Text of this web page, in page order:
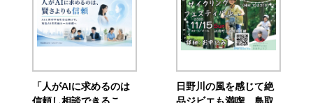
「人がAIに求めるのは
日野川の風を感じて絶